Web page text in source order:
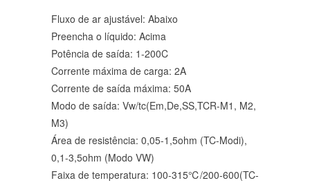
Fluxo de ar ajustável: Abaixo
Preencha o líquido: Acima
Potência de saída: 1-200C
Corrente máxima de carga: 2A
Corrente de saída máxima: 50A
Modo de saída: Vw/tc(Em,De,SS,TCR-M1, M2,
M3)
Área de resistência: 0,05-1,5ohm (TC-Modi),
0,1-3,5ohm (Modo VW)
Faixa de temperatura: 100-315℃/200-600(TC-